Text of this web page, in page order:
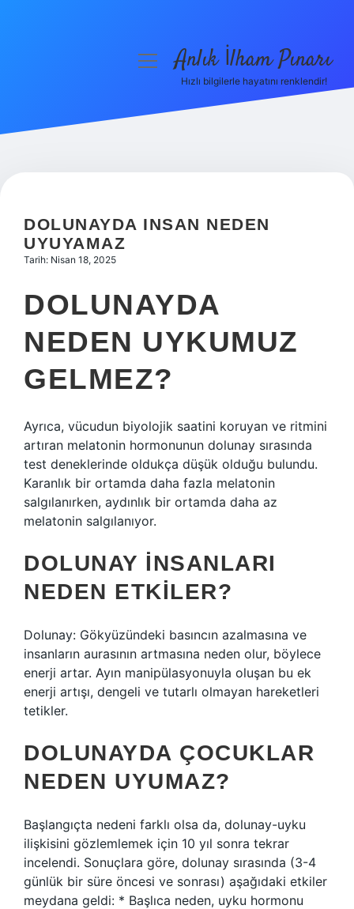
Hakkımızda
menüyüAnlık İlham Pınarı
Hızlı bilgilerle hayatını renklendir!
DOLUNAYDA INSAN NEDEN
UYUYAMAZ
Tarih: Nisan 18, 2025
DOLUNAYDA
NEDEN UYKUMUZ
GELMEZ?
Ayrıca, vücudun biyolojik saatini koruyan ve ritmini
artıran melatonin hormonunun dolunay sırasında
test deneklerinde oldukça düşük olduğu bulundu.
Karanlık bir ortamda daha fazla melatonin
salgılanırken, aydınlık bir ortamda daha az
melatonin salgılanıyor.
DOLUNAY INSANLARI
NEDEN ETKILER?
Dolunay: Gökyüzündeki basıncın azalmasına ve
insanların aurasının artmasına neden olur, böylece
enerji artar. Ayın manipülasyonuyla oluşan bu ek
enerji artışı, dengeli ve tutarlı olmayan hareketleri
tetikler.
DOLUNAYDA ÇOCUKLAR
NEDEN UYUMAZ?
Başlangıçta nedeni farklı olsa da, dolunay-uyku
ilişkisini gözlemlemek için 10 yıl sonra tekrar
incelendi. Sonuçlara göre, dolunay sırasında (3-4
günlük bir süre öncesi ve sonrası) aşağıdaki etkiler
meydana geldi: * Başlıca neden, uyku hormonu